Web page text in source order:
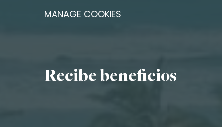
MANAGE COOKIES
Recibe beneficios